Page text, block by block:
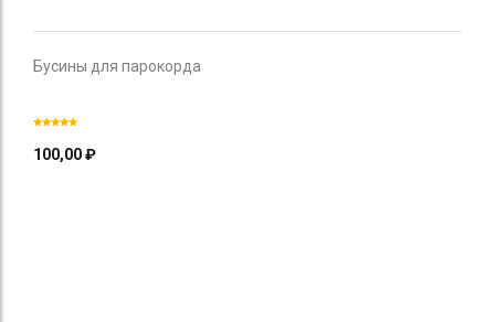
Бусины для парокорда
100,00₽